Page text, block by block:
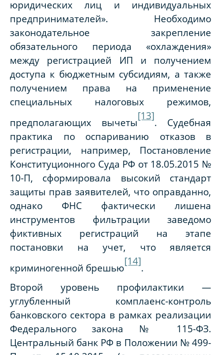
юридических лиц и индивидуальных
предпринимателей». Необходимо
законодательное закрепление
обязательного периода «охлаждения»
между регистрацией ИП и получением
доступа к бюджетным субсидиям, а также
получением права на применение
специальных налоговых режимов,
предполагающих вычеты
[13]
. Судебная
практика по оспариванию отказов в
регистрации, например, Постановление
Конституционного Суда РФ от 18.05.2015 №
10-П, сформировала высокий стандарт
защиты прав заявителей, что оправданно,
однако ФНС фактически лишена
инструментов фильтрации заведомо
фиктивных регистраций на этапе
постановки на учет, что является
криминогенной брешью
[14]
.
Второй уровень профилактики —
углубленный комплаенс-контроль
банковского сектора в рамках реализации
Федерального закона № 115-ФЗ.
Центральный банк РФ в Положении № 499-